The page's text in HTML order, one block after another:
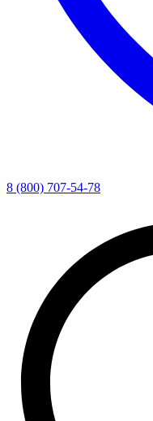
8 (800) 707-54-78